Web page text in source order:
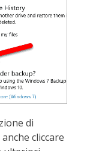
di
cliccare